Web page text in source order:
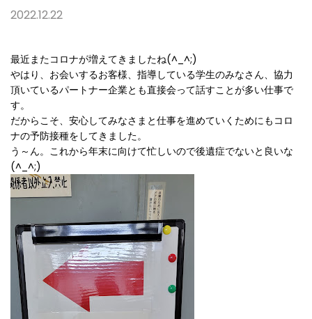
2022.12.22
最近またコロナが増えてきましたね(^_^;)
やはり、お会いするお客様、指導している学生のみなさん、協力
頂いているパートナー企業とも直接会って話すことが多い仕事で
す。
だからこそ、安心してみなさまと仕事を進めていくためにもコロ
ナの予防接種をしてきました。
う～ん。これから年末に向けて忙しいので後遺症でないと良いな
(^_^;)